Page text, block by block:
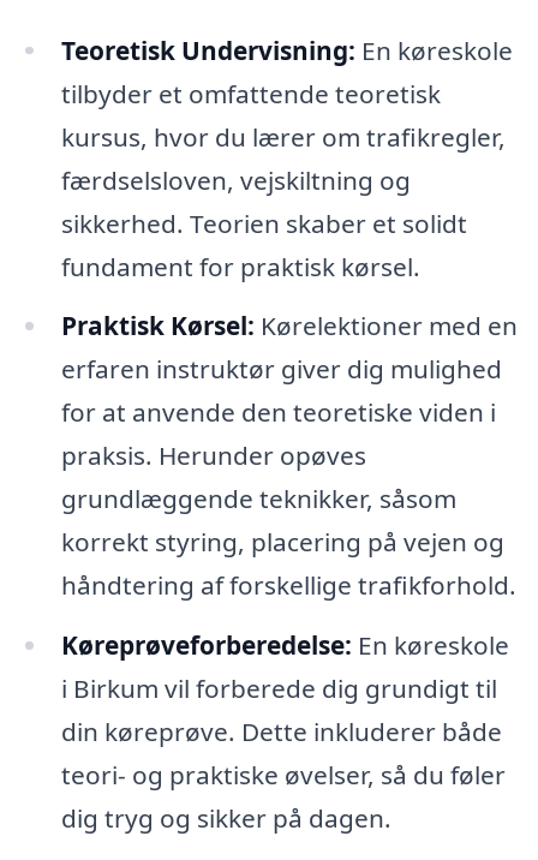
Teoretisk Undervisning: En køreskole
tilbyder et omfattende teoretisk
kursus, hvor du lærer om trafikregler,
færdselsloven, vejskiltning og
sikkerhed. Teorien skaber et solidt
fundament for praktisk kørsel.
Praktisk Kørsel: Kørelektioner med en
erfaren instruktør giver dig mulighed
for at anvende den teoretiske viden i
praksis. Herunder opøves
grundlæggende teknikker, såsom
korrekt styring, placering på vejen og
håndtering af forskellige trafikforhold.
Køreprøveforberedelse: En køreskole
i Birkum vil forberede dig grundigt til
din køreprøve. Dette inkluderer både
teori- og praktiske øvelser, så du føler
dig tryg og sikker på dagen.